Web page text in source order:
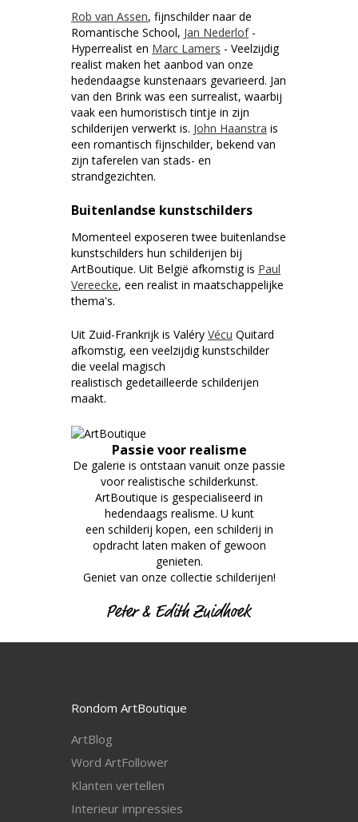
Rob van Assen, fijnschilder naar de
Romantische School, Jan Nederlof-
Hyperrealist en Marc Lamers - Veelzijdig
realist maken het aanbod van onze
hedendaagse kunstenaars gevarieerd. Jan
van den Brink was een surrealist, waarbij
vaak een humoristisch tintje in zijn
schilderijen verwerkt is. John Haanstra is
een romantisch fijnschilder, bekend van
zijn taferelen van stads- en
strandgezichten.
Buitenlandse kunstschilders
Momenteel exposeren twee buitenlandse
kunstschilders hun schilderijen bij
ArtBoutique. Uit België afkomstig is Paul
Vereecke, een realist in maatschappelijke
thema's.
Uit Zuid-Frankrijk is Valéry Vécu Quitard
afkomstig, een veelzijdig kunstschilder
die veelal magisch
realistisch gedetailleerde schilderijen
maakt.
Passie voor realisme
De galerie is ontstaan vanuit onze passie
voor realistische schilderkunst.
ArtBoutique is gespecialiseerd in
hedendaags realisme. U kunt
een schilderij kopen, een schilderij in
opdracht laten maken of gewoon
genieten.
Geniet van onze collectie schilderijen!
Rondom ArtBoutique
ArtBlog
Word ArtFollower
Klanten vertellen
Interieur impressies